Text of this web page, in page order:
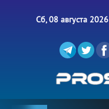
Сб, 08 августа 2026